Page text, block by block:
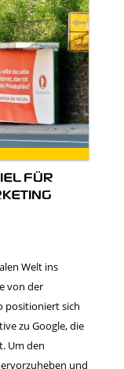
FÜR
Welt ins
von der
positioniert sich
zu Google, die
Um den
und